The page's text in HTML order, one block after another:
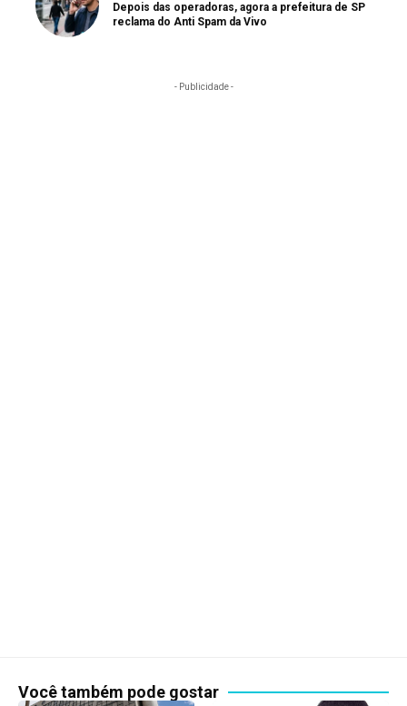
Depois das operadoras, agora a prefeitura de SP
reclama do Anti Spam da Vivo
- Publicidade -
Você também pode gostar